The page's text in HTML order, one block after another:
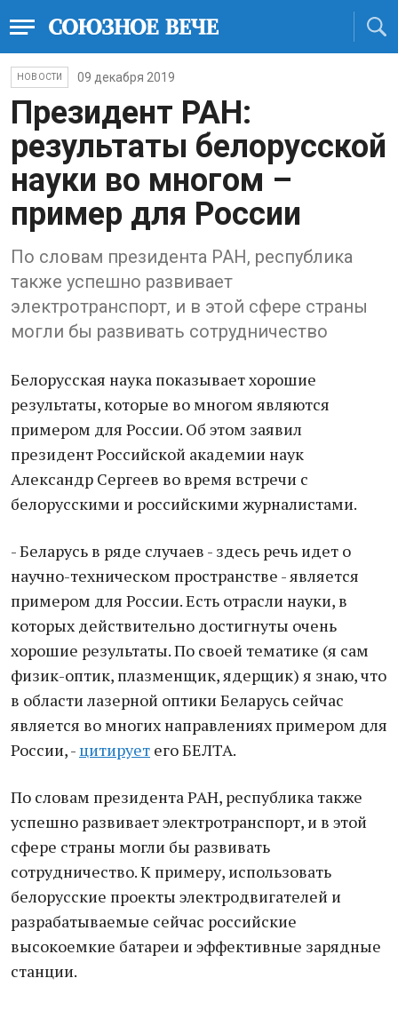
НОВОСТИ 09 декабря 2019
Президент РАН:
результаты белорусской
науки во многом –
пример для России
По словам президента РАН, республика
также успешно развивает
электротранспорт, и в этой сфере страны
могли бы развивать сотрудничество
Белорусская наука показывает хорошие
результаты, которые во многом являются
примером для России. Об этом заявил
президент Российской академии наук
Александр Сергеев во время встречи с
белорусскими и российскими журналистами.
- Беларусь в ряде случаев - здесь речь идет о
научно-техническом пространстве - является
примером для России. Есть отрасли науки, в
которых действительно достигнуты очень
хорошие результаты. По своей тематике (я сам
физик-оптик, плазменщик, ядерщик) я знаю, что
в области лазерной оптики Беларусь сейчас
является во многих направлениях примером для
России, - цитирует его БЕЛТА.
По словам президента РАН, республика также
успешно развивает электротранспорт, и в этой
сфере страны могли бы развивать
сотрудничество. К примеру, использовать
белорусские проекты электродвигателей и
разрабатываемые сейчас российские
высокоемкие батареи и эффективные зарядные
станции.